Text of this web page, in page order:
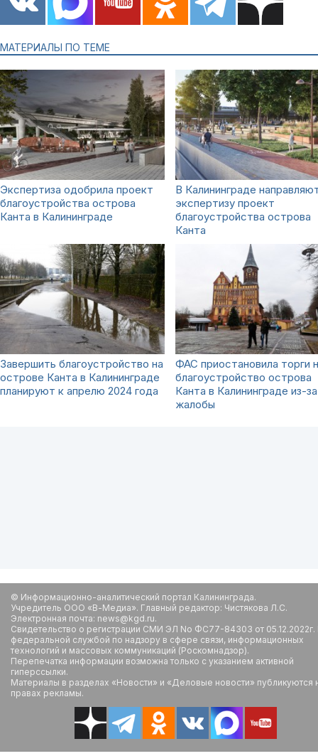
МАТЕРИАЛЫ ПО ТЕМЕ
Экспертиза одобрила проект
благоустройства острова
Канта в Калининграде
В Калининграде
экспертизу проект
благоустройства острова
Канта
Завершить благоустройство на
острове Канта в Калининграде
планируют к апрелю 2024 года
ФАС приостановила торги
благоустройство острова
Канта в Калининграде из-за
жалобы
© Информационно-аналитический портал Калининграда.
Учредитель ООО «В-Медиа». Главный редактор: Чистякова Л.С.
Электронная почта: news@kgd.ru.
Свидетельство о регистрации СМИ ЭЛ No ФС77-84303 от
федеральной службой по надзору в сфере связи, информационных
технологий и массовых коммуникаций (Роскомнадзор).
Перепечатка информации возможна только с указанием активной
гиперссылки.
Материалы в разделах «Новости» и «Деловые новости» публикуются
правах рекламы.